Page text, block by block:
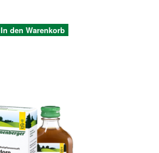
In den Warenkorb